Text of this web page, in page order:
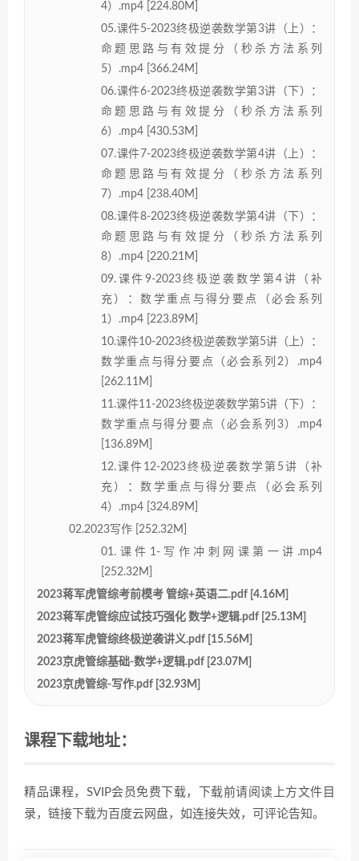
4）.mp4 [224.80M]
05.课件5-2023终极逆袭数学第3讲（上）：
命题思路与有效提分（秒杀方法系列
5）.mp4 [366.24M]
06.课件6-2023终极逆袭数学第3讲（下）：
命题思路与有效提分（秒杀方法系列
6）.mp4 [430.53M]
07.课件7-2023终极逆袭数学第4讲（上）：
命题思路与有效提分（秒杀方法系列
7）.mp4 [238.40M]
08.课件8-2023终极逆袭数学第4讲（下）：
命题思路与有效提分（秒杀方法系列
8）.mp4 [220.21M]
09.课件9-2023终极逆袭数学第4讲（补
充）：数学重点与得分要点（必会系列
1）.mp4 [223.89M]
10.课件10-2023终极逆袭数学第5讲（上）：
数学重点与得分要点（必会系列2）.mp4
[262.11M]
11.课件11-2023终极逆袭数学第5讲（下）：
数学重点与得分要点（必会系列3）.mp4
[136.89M]
12.课件12-2023终极逆袭数学第5讲（补
充）：数学重点与得分要点（必会系列
4）.mp4 [324.89M]
02.2023写作 [252.32M]
01.课件1-写作冲刺网课第一讲.mp4
[252.32M]
2023蒋军虎管综考前模考 管综+英语二.pdf [4.16M]
2023蒋军虎管综应试技巧强化 数学+逻辑.pdf [25.13M]
2023蒋军虎管综终极逆袭讲义.pdf [15.56M]
2023京虎管综基础-数学+逻辑.pdf [23.07M]
2023京虎管综-写作.pdf [32.93M]
课程下载地址：
精品课程，SVIP会员免费下载，下载前请阅读上方文件目
录，链接下载为百度云网盘，如连接失效，可评论告知。